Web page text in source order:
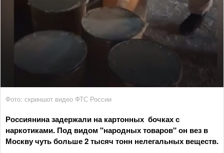
Фото: скриншот видео ФТС России
Россиянина задержали на картонных бочках с
наркотиками. Под видом "народных товаров" он вез в
Москву чуть больше 2 тысяч тонн нелегальных веществ.